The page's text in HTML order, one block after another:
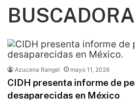
Azucena Rangel mayo 11, 2026
CIDH presenta informe de
desaparecidas en México